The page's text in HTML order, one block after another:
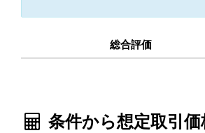
総合評価
条件から想定取引